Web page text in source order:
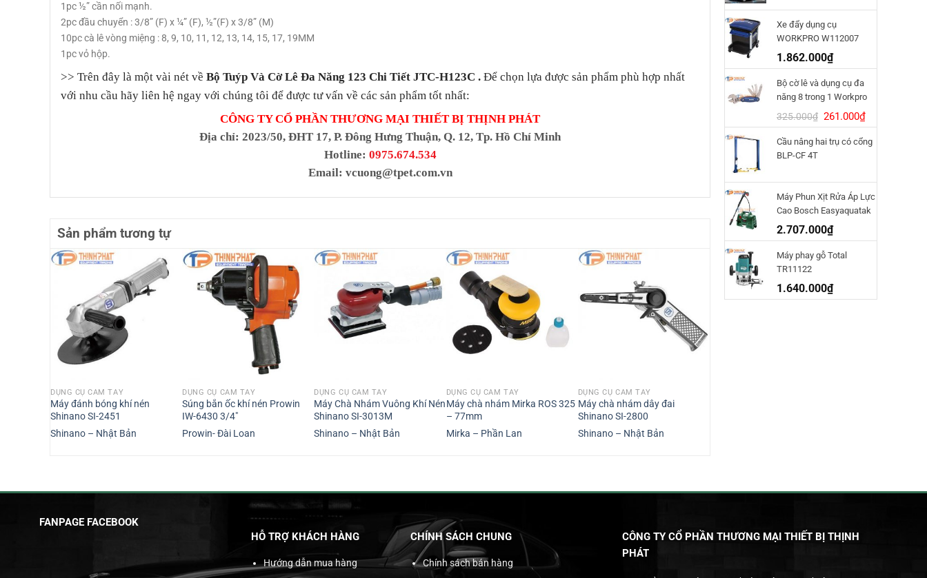
Xe đẩy dụng cụ
WORKPRO W112007
1.862.000₫
Bộ cờ lê và dụng cụ đa
năng 8 trong 1 Workpro
W014011
325.000₫ Giá
gốc
là:
261.000₫Giá
hiện
tại
Cầu nâng hai trụ có cổng
BLP-CF 4T
Máy Phun Xịt Rửa Áp Lực
Cao Bosch Easyaquatak
120
2.707.000₫
Máy phay gỗ Total
TR11122
1.640.000₫
1pc ½” cần nối mạnh.
2pc đầu chuyển : 3/8” (F) x ¼” (F), ½”(F) x 3/8” (M)
10pc cà lê vòng miệng : 8, 9, 10, 11, 12, 13, 14, 15, 17, 19MM
1pc vỏ hộp.
>> Trên đây là một vài nét về Bộ Tuýp Và Cờ Lê Đa Năng 123 Chi Tiết JTC-H123C . Để chọn lựa được sản phẩm phù hợp nhất
với nhu cầu hãy liên hệ ngay với chúng tôi để được tư vấn về các sản phẩm tốt nhất:
CÔNG TY CỔ PHẦN THƯƠNG MẠI THIẾT BỊ THỊNH PHÁT
Địa chỉ: 2023/50, ĐHT 17, P. Đông Hưng Thuận, Q. 12, Tp. Hồ Chí Minh
Hotline: 0975.674.534
Email: vcuong@tpet.com.vn
Sản phẩm tương tự
DỤNG CỤ CẦM TAY
Máy đánh bóng khí nén
Shinano SI-2451
Shinano – Nhật Bản
DỤNG CỤ CẦM TAY
Súng bắn ốc khí nén Prowin
IW-6430 3/4″
Prowin- Đài Loan
DỤNG CỤ CẦM TAY
Máy Chà Nhám Vuông Khí Nén
Shinano SI-3013M
Shinano – Nhật Bản
DỤNG CỤ CẦM TAY
Máy chà nhám Mirka ROS 325
– 77mm
Mirka – Phần Lan
DỤNG CỤ CẦM TAY
Máy chà nhám dây đai
Shinano SI-2800
Shinano – Nhật Bản
FANPAGE FACEBOOK
HỖ TRỢ KHÁCH HÀNG
Hướng dẫn mua hàng
CHÍNH SÁCH CHUNG
Chính sách bán hàng
CÔNG TY CỔ PHẦN THƯƠNG MẠI THIẾT BỊ THỊNH
PHÁT